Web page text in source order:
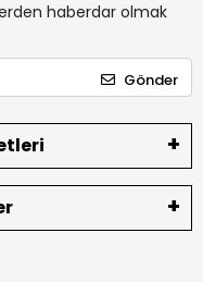
haberdar olmak
Gönder